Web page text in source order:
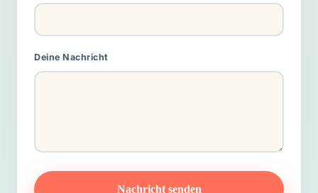
Deine Nachricht
Nachricht senden